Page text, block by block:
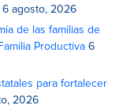
6 agosto, 2026
de las familias de
Productiva 6
para fortalecer
2026